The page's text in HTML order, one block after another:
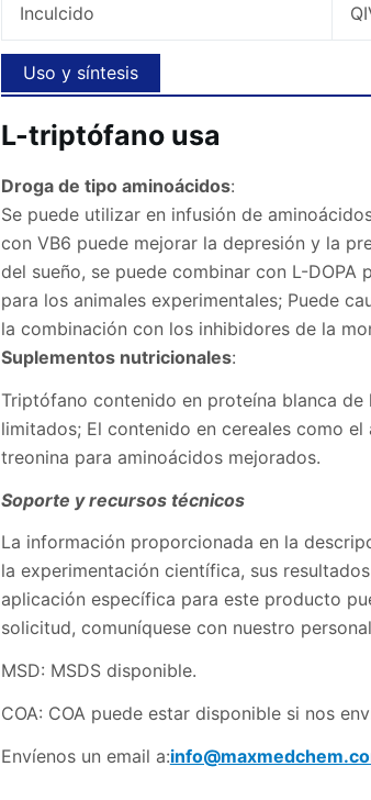
Inculcido
Uso y síntesis
L-triptófano usa
Droga de tipo aminoácidos:
Se puede utilizar en infusión de
con VB6 puede mejorar la depresión y la
del sueño, se puede combinar con L-
para los animales experimentales; Puede
la combinación con los inhibidores de la
Suplementos nutricionales:
Triptófano contenido en proteína blanca
limitados; El contenido en cereales como
treonina para aminoácidos mejorados.
Soporte y recursos técnicos
La información proporcionada en la
la experimentación científica, sus
aplicación específica para este producto
solicitud, comuníquese con nuestro
MSD: MSDS disponible.
COA: COA puede estar disponible si nos
Envíenos un email a: